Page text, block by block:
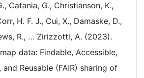
Catania, G., Christianson, K.,
H. F. J., Cui, X., Damaske, D.,
R., … Zirizzotti, A. (2023).
data: Findable, Accessible,
Reusable (FAIR) sharing of